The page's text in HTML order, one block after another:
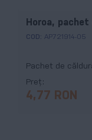
Horoa,
COD: AP721914-05
Pachet de
Preț
4,77 RON